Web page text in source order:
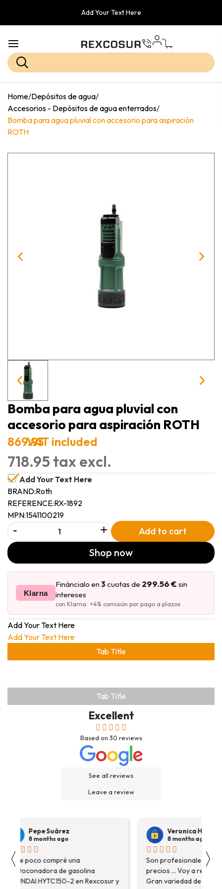
Add Your Text Here
Home/Depósitos de agua/
Accesorios - Depósitos de agua enterrados/
Bomba para agua pluvial con accesorio para aspiración
ROTH
Bomba para agua pluvial con
accesorio para aspiración ROTH
869.93VAT included
718.95 tax excl.
Add Your Text Here
BRAND:Roth
REFERENCE:RX-1892
MPN:1541100219
- + Add to cart
Shop now
Klarna
Fináncialo en3 cuotas de 299.56 € sin
intereses
con Klarna · +4% comisión por pago a plazos
Add Your Text Here
Add Your Text Here
Tab Title
Tab Title
Excellent
Based on 30 reviews
See all reviews
Leave a review
〈
Pepe Suárez
8 months ago
Hace poco compré una
destoconadora de gasolina
HYUNDAI HYTC150-2 en Rexcosur y
Veronica Hidalgo
8 months ago
Son profesionales ,
precios ... Voy a repetir
Gran variedad de
〉